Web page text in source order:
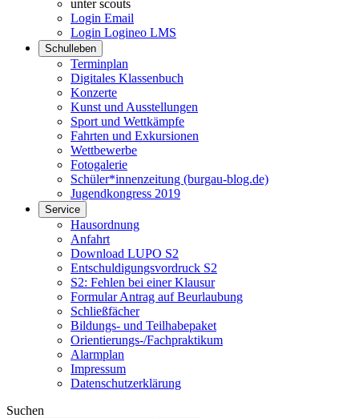
unter scouts
Login Email
Login Logineo LMS
Schulleben
Terminplan
Digitales Klassenbuch
Konzerte
Kunst und Ausstellungen
Sport und Wettkämpfe
Fahrten und Exkursionen
Wettbewerbe
Fotogalerie
Schüler*innenzeitung (burgau-blog.de)
Jugendkongress 2019
Service
Hausordnung
Anfahrt
Download LUPO S2
Entschuldigungsvordruck S2
S2: Fehlen bei einer Klausur
Formular Antrag auf Beurlaubung
Schließfächer
Bildungs- und Teilhabepaket
Orientierungs-/Fachpraktikum
Alarmplan
Impressum
Datenschutzerklärung
Suchen